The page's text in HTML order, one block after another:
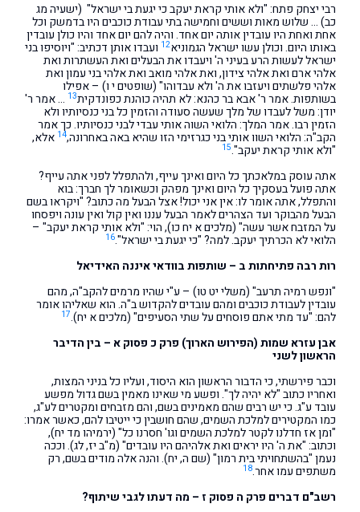
רבי יצחק פתח: "ולא אותי קראת יעקב כי יגעת בי ישראל" (ישעיה מג
כב) … שלוש מאות וששים וחמישה בתי עבודת כוכבים היו בדמשק וכל
אחת ואחת היו עובדין אותה יום אחד. והיה להם יום אחד והיו כולן עובדין
באותו היום. וכולן עשו ישראל הגמוניא12 ועבדו אותן דכתיב: "ויוסיפו בני
ישראל לעשות הרע בעיני ה' ויעבדו את הבעלים ואת העשתרות ואת
אלהי ארם ואת אלהי צידון, ואת אלהי מואב ואת אלהי בני עמון ואת
אלהי פלשתים ויעזבו את ה' ולא עבדוהו" (שופטים י ו) – אפילו
בשותפות. אמר ר' אבא בר כהנא: לא תהיה כוהנת כפונדקית13 … אמר ר'
יודן: משל לעבדו של מלך שעשה סעודה והזמין כל בני כנסיותיו ולא
הזמין רבו. אמר המלך: הלואי השוה אותי עבדי לבני כנסיותיו. כך אמר
הקב"ה: הלואי השוו אותי בני כגרזימי הזו שהיא באה באחרונה,14 אלא,
"ולא אותי קראת יעקב".15
אתה עוסק במלאכתך כל היום ואינך עייף, ולהתפלל לפני אתה עייף?
אתה פועל בעסקיך כל היום ואינך מפהק וכשאומר לך חברך: בוא
והתפלל, אתה אומר לו: אין אני יכול! אצל הבעל מה כתוב? "ויקראו בשם
הבעל מהבוקר ועד הצהרים לאמר הבעל עננו ואין קול ואין עונה ויפסחו
על המזבח אשר עשה" (מלכים א יח כו), הוי: "ולא אותי קראת יעקב" –
הלואי לא הכרתיך יעקב. למה? "כי יגעת בי ישראל".16
רות רבה פתיחתות ב – שותפות בוודאי איננה האידיאל
"ונפש רמיה תרעב" (משלי יט טו) – ע"י שהיו מרמים להקב"ה, מהם
עובדין לעבודת כוכבים ומהם עובדים להקדוש ב"ה. הוא שאליהו אומר
להם: "עד מתי אתם פוסחים על שתי הסעיפים" (מלכים א יח).17
אבן עזרא שמות (הפירוש הארוך) פרק כ פסוק א – בין הדיבר
הראשון לשני
וכבר פירשתי, כי הדבור הראשון הוא היסוד, ועליו כל בניני המצות,
ואחריו כתוב "לא יהיה לך". ופשע מי שאינו מאמין בשם גדול מפשע
עובד ע"ג. כי יש רבים שהם מאמינים בשם, והם מזבחים ומקטרים לע"ג,
כמו המקטירים למלכת השמים, שהם חושבין כי ייטיבו להם, כאשר אמרו:
"ומן אז חדלנו לקטר למלכת השמים וגו' חסרנו כל" (ירמיהו מד יח),
וכתוב: "את ה' היו יראים ואת אלהיהם היו עובדים" (מ"ב יז, לג). וככה
נעמן "בהשתחויתי בית רמון" (שם ה, יח). והנה אלה מודים בשם, רק
משתפים עמו אחר.18
רשב"ם דברים פרק ה פסוק ז – מה דעתו לגבי שיתוף?